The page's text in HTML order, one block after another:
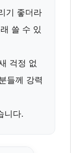
기 좋더라
쓸 수 있
걱정 없
들께 강력
니다.